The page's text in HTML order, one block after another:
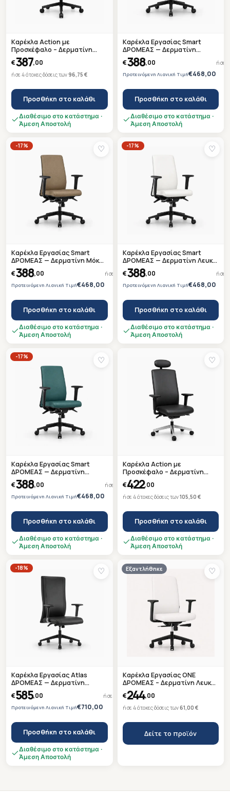
Καρέκλα Action με
Προσκέφαλο – Δερματίνη
Μαύρη – Μαύρη Βάση –
Ετοιμοπαράδοτη
€387,00
ή σε 4 άτοκες δόσεις των96,75 €
Προσθήκη στο καλάθι
Διαθέσιμο στο κατάστημα ·
Άμεση Αποστολή
Καρέκλα Εργασίας Smart
ΔΡΟΜΕΑΣ — Δερματίνη
Μαύρη — Μαύρη Βάση —
Ετοιμοπαράδοτη
€388,00
Προτεινόμενη Λιανική Τιμή€468,00
ή σε
Προσθήκη στο καλάθι
Διαθέσιμο στο κατάστημα ·
Άμεση Αποστολή
-17% ♡
Καρέκλα Εργασίας Smart
ΔΡΟΜΕΑΣ — Δερματίνη Μόκα
— Βάση Πλατινέ —
Ετοιμοπαράδοτη
€388,00
Προτεινόμενη Λιανική Τιμή€468,00
ή σε 4 άτοκες δόσεις των
Προσθήκη στο καλάθι
Διαθέσιμο στο κατάστημα ·
Άμεση Αποστολή
-17% ♡
Καρέκλα Εργασίας Smart
ΔΡΟΜΕΑΣ — Δερματίνη Λευκή
— Μαύρη Βάση —
Ετοιμοπαράδοτη
€388,00
Προτεινόμενη Λιανική Τιμή€468,00
ή σε
Προσθήκη στο καλάθι
Διαθέσιμο στο κατάστημα ·
Άμεση Αποστολή
-17% ♡
Καρέκλα Εργασίας Smart
ΔΡΟΜΕΑΣ — Δερματίνη
Πράσινη — Μαύρη Βάση —
Ετοιμοπαράδοτη
€388,00
Προτεινόμενη Λιανική Τιμή€468,00
ή σε 4 άτοκες δόσεις των
Προσθήκη στο καλάθι
Διαθέσιμο στο κατάστημα ·
Άμεση Αποστολή
♡
Καρέκλα Action με
Προσκέφαλο – Δερματίνη
Μαύρη – Βάση Inox –
Ετοιμοπαράδοτη
€422,00
ή σε 4 άτοκες δόσεις των105,50 €
Προσθήκη στο καλάθι
Διαθέσιμο στο κατάστημα ·
Άμεση Αποστολή
-18% ♡
Καρέκλα Εργασίας Atlas
ΔΡΟΜΕΑΣ — Δερματίνη
Μαύρη — Μαύρη Βάση —
Ετοιμοπαράδοτη
€585,00
Προτεινόμενη Λιανική Τιμή€710,00
ή σε 4 άτοκες δόσεις των
Προσθήκη στο καλάθι
Διαθέσιμο στο κατάστημα ·
Άμεση Αποστολή
Εξαντλήθηκε ♡
Καρέκλα Εργασίας ONE
ΔΡΟΜΕΑΣ – Δερματίνη Λευκή
W2A1 – Μαύρη Βάση –
Ετοιμοπαράδοτη
€244,00
ή σε 4 άτοκες δόσεις των61,00 €
Δείτε το προϊόν